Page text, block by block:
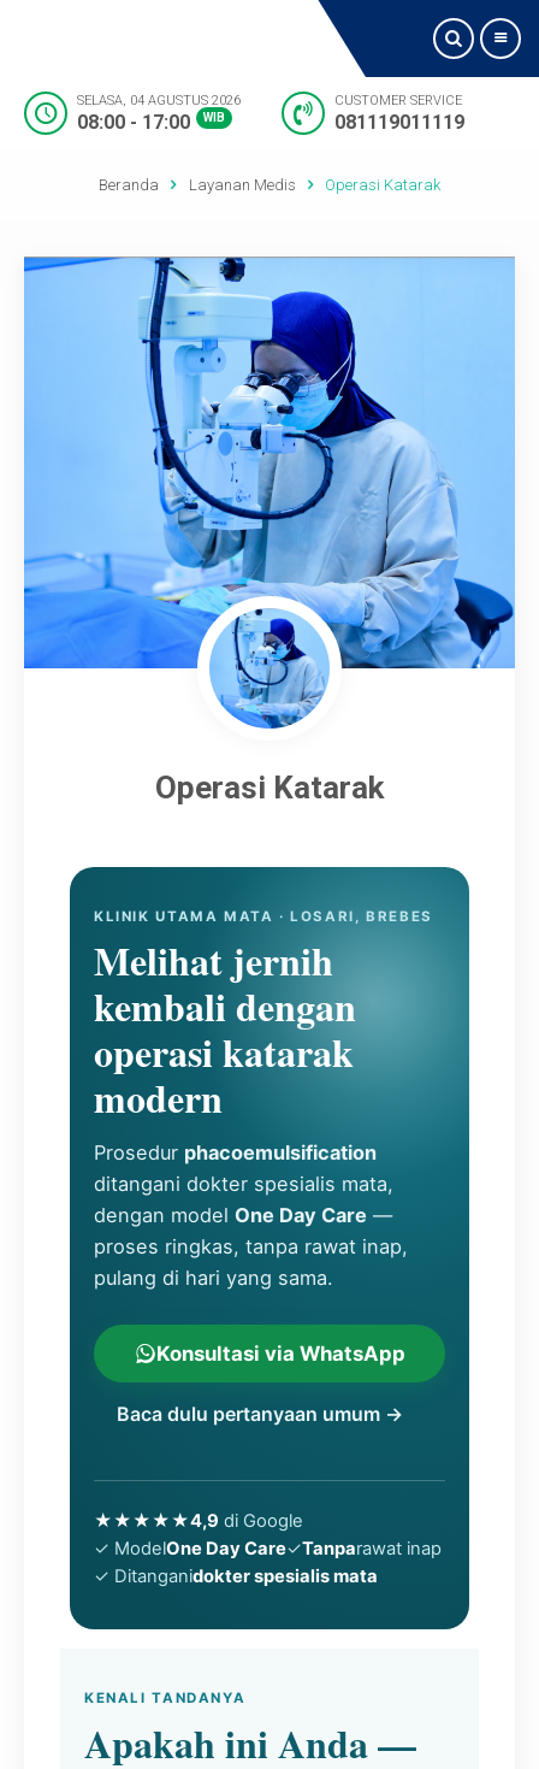
Jadwal Dokter
Visi dan Misi
Artikel
SELASA, 04 AGUSTUS 2026
08:00 - 17:00 WIB
CUSTOMER SERVICE
081119011119
Beranda Layanan Medis Operasi Katarak
Operasi Katarak
KLINIK UTAMA MATA · LOSARI, BREBES
Melihat jernih
kembali dengan
operasi katarak
modern
Prosedur phacoemulsification
ditangani dokter spesialis mata,
dengan model One Day Care —
proses ringkas, tanpa rawat inap,
pulang di hari yang sama.
Konsultasi via WhatsApp
Baca dulu pertanyaan umum →
★★★★★4,9 di Google
✓ ModelOne Day Care✓Tanparawat inap
✓ Ditanganidokter spesialis mata
KENALI TANDANYA
Apakah ini Anda —